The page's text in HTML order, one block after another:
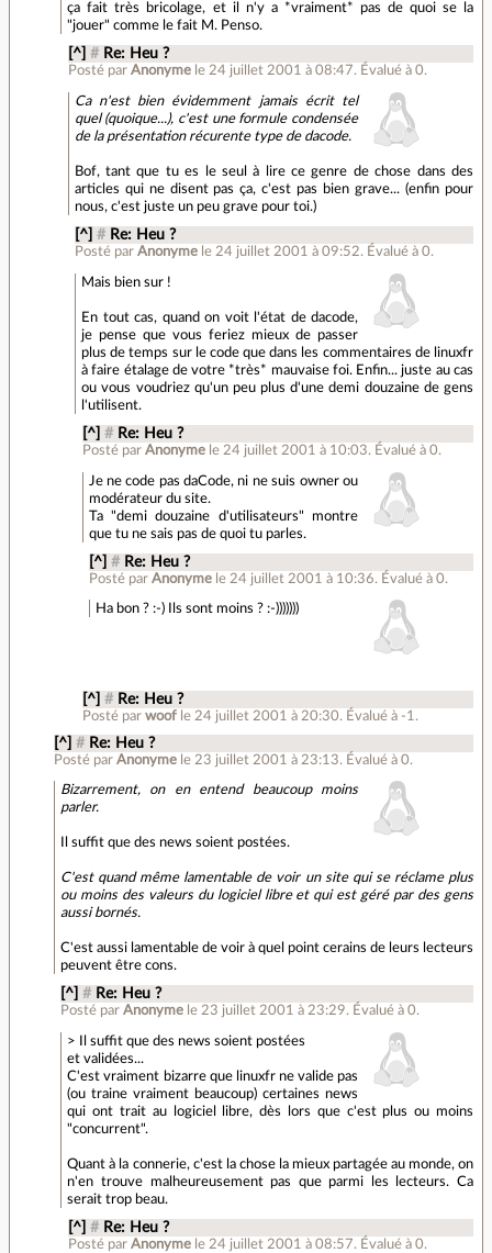
ça fait très bricolage, et il n'y a *vraiment* pas de quoi se la
"jouer" comme le fait M. Penso.
[^] # Re: Heu ?
Posté par Anonyme le 24 juillet 2001 à 08:47. Évalué à 0.
Ca n'est bien évidemment jamais écrit tel
quel (quoique...), c'est une formule condensée
de la présentation récurente type de dacode.
Bof, tant que tu es le seul à lire ce genre de chose dans des
articles qui ne disent pas ça, c'est pas bien grave... (enfin pour
nous, c'est juste un peu grave pour toi.)
[^] # Re: Heu ?
Posté parAnonyme le 24 juillet 2001 à 09:52. Évalué à0.
Mais bien sur !
En tout cas, quand on voit l'état de dacode,
je pense que vous feriez mieux de passer
plus de temps sur le code que dans les commentaires de linuxfr
à faire étalage de votre *très* mauvaise foi. Enfin... juste au cas
ou vous voudriez qu'un peu plus d'une demi douzaine de gens
l'utilisent.
[^] # Re: Heu ?
Posté par Anonyme le 24 juillet 2001 à 10:03. Évalué à 0.
Je ne code pas daCode, ni ne suis owner ou
modérateur du site.
Ta "demi douzaine d'utilisateurs" montre
que tu ne sais pas de quoi tu parles.
[^] # Re: Heu ?
Posté par Anonyme le 24 juillet 2001 à 10:36. Évalué à 0.
Ha bon ? :-) Ils sont moins ? :-)))))))
[^] # Re: Heu ?
Posté par woof le 24 juillet 2001 à 20:30. Évalué à -1 .
[^] # Re: Heu ?
Posté par Anonyme le 23 juillet 2001 à 23:13. Évalué à 0.
Bizarrement, on en entend beaucoup moins
parler.
Il suffit que des news soient postées.
C'est quand même lamentable de voir un site qui se réclame plus
ou moins des valeurs du logiciel libre et qui est géré par des gens
aussi bornés.
C'est aussi lamentable de voir à quel point cerains de leurs lecteurs
peuvent être cons.
[^] # Re: Heu ?
Posté parAnonyme le 23 juillet 2001 à 23:29. Évalué à0.
> Il suffit que des news soient postées
et validées...
C'est vraiment bizarre que linuxfr ne valide pas
(ou traine vraiment beaucoup) certaines news
qui ont trait au logiciel libre, dès lors que c'est plus ou moins
"concurrent".
Quant à la connerie, c'est la chose la mieux partagée au monde, on
n'en trouve malheureusement pas que parmi les lecteurs. Ca
serait trop beau.
[^] # Re: Heu ?
Posté par Anonyme le 24 juillet 2001 à 08:57. Évalué à 0.